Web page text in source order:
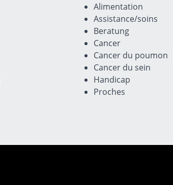
Alimentation
Assistance/soins
Beratung
Cancer
Cancer du poumon
Cancer du sein
Handicap
Proches